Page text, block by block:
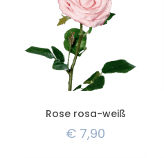
Rose rosa-weiß
€ 7,90